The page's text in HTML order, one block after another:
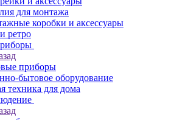
для монтажа
коробки и аксессуары
ретро
приборы
бытовое оборудование
техника для дома